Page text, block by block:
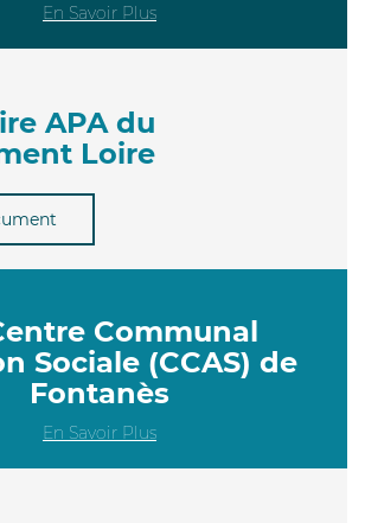
En Savoir Plus
APA du
Loire
Communal
Sociale (CCAS) de
Fontanès
En Savoir Plus